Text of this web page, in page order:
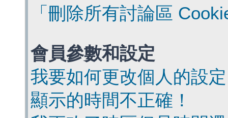
「刪除所有討論區
會員參數和設定
我要如何更改個人的設
顯示的時間不正確！